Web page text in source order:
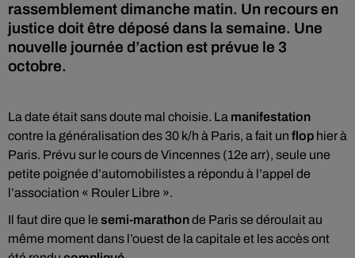
rassemblement dimanche matin. Un recours en
justice doit être déposé dans la semaine. Une
nouvelle journée d’action est prévue le 3
octobre.
La date était sans doute mal choisie. La manifestation
contre la généralisation des 30 k/h à Paris, a fait un flop hier à
Paris. Prévu sur le cours de Vincennes (12e arr), seule une
petite poignée d’automobilistes a répondu à l’appel de
l’association « Rouler Libre ».
Il faut dire que le semi-marathonde Paris se déroulait au
même moment dans l’ouest de la capitale et les accès ont